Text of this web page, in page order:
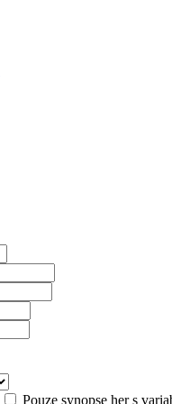
Pouze synopse her s